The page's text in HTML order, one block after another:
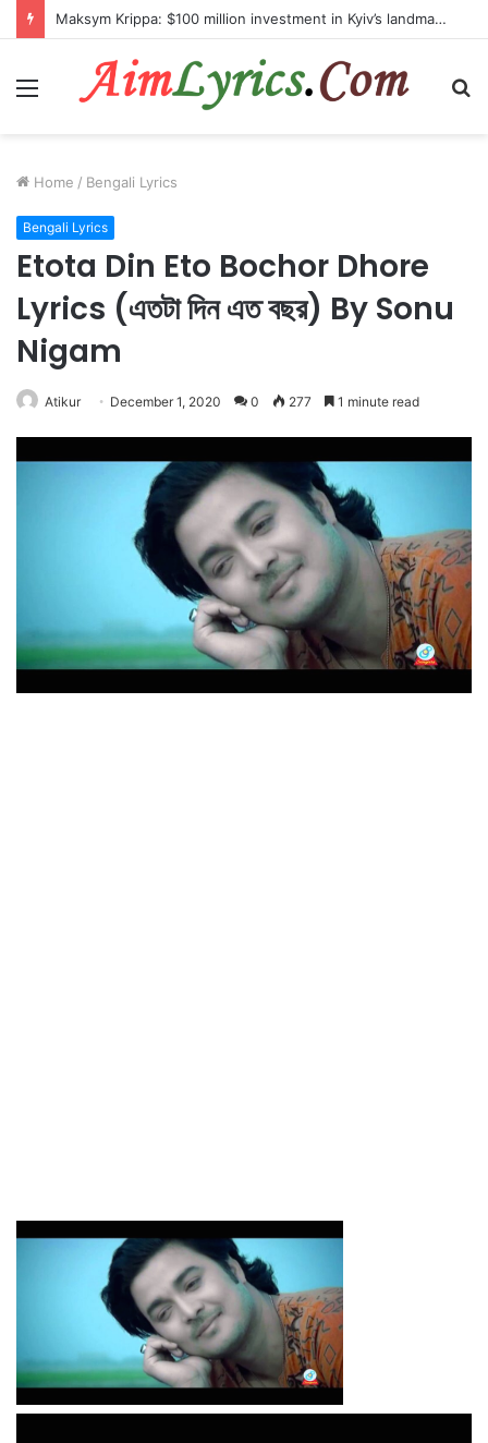
Maksym Krippa: $100 million investment in Kyiv’s landmark properties
Menu
Home / Bengali Lyrics
Bengali Lyrics
Etota Din Eto Bochor Dhore
Lyrics (এতটা দিন এত বছর) By Sonu
Nigam
Atikur December 1, 2020 0 277 1 minute read